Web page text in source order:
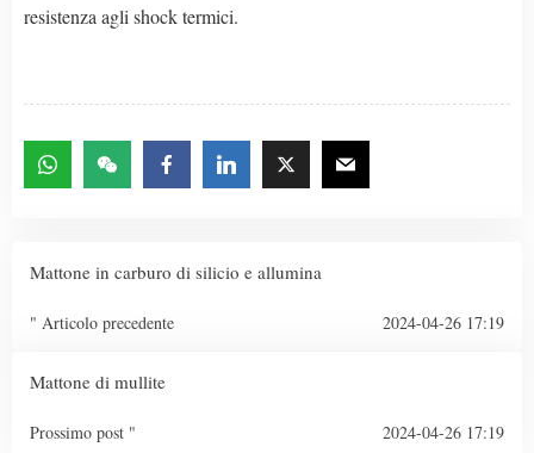
resistenza agli shock termici.
Mattone in carburo di silicio e allumina
" Articolo precedente 2024-04-26 17:19
Mattone di mullite
Prossimo post " 2024-04-26 17:19